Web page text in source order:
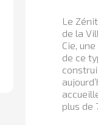
Le
de la
Cie,
de ce
plus de